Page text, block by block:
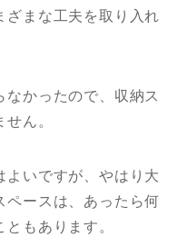
ざまな工夫を取り入れ
なかったので、収納ス
ん。
よいですが、やはり大
ペースは、あったら何
もあります。